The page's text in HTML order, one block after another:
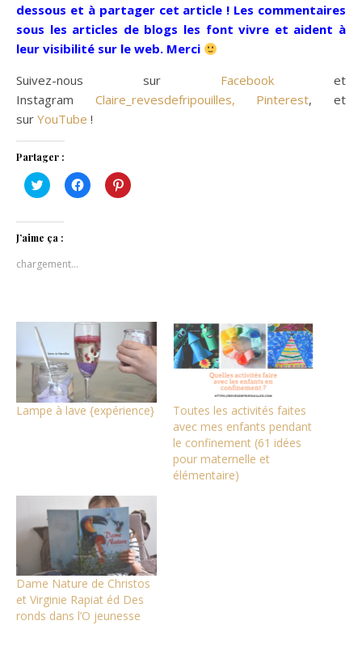
dessous et à partager cet article ! Les commentaires
sous les articles de blogs les font vivre et aident à
leur visibilité sur le web. Merci
Suivez-nous sur Facebook et
Instagram Claire_revesdefripouilles, Pinterest, et
sur YouTube !
Partager :
Cliquez
pour
Twitter(ouvre
dans
une
fenêtre)
Cliquez
pour
Cliquez
pour
J’aime ça :
chargement…
Lampe à lave {expérience}
Toutes les activités faites
avec mes enfants pendant
le confinement (61 idées
pour maternelle et
élémentaire)
Dame Nature de Christos
et Virginie Rapiat éd Des
ronds dans l’O jeunesse